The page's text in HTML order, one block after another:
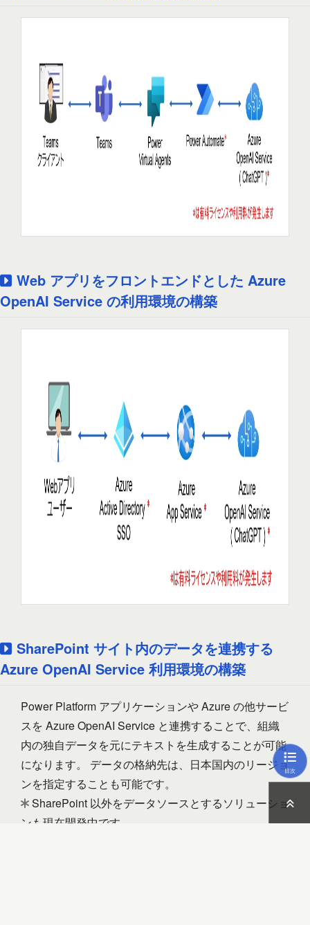
Web アプリをフロントエンドとした Azure
OpenAI Service の利用環境の構築
SharePoint サイト内のデータを連携する
Azure OpenAI Service 利用環境の構築
Power Platform アプリケーションや Azure の他サービ
スを Azure OpenAI Service と連携することで、組織
内の独自データを元にテキストを生成することが可能
になります。 データの格納先は、日本国内のリージョ
ンを指定することも可能です。
SharePoint 以外をデータソースとするソリューショ
ンも現在開発中です。
目次